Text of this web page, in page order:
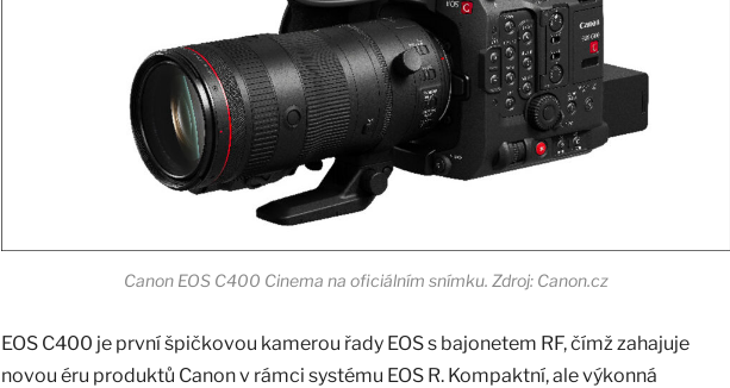
Canon EOS C400 Cinema na oficiálním snímku. Zdroj: Canon.cz
EOS C400 je první špičkovou kamerou řady EOS s bajonetem RF, čímž zahajuje
novou éru produktů Canon v rámci systému EOS R. Kompaktní, ale výkonná